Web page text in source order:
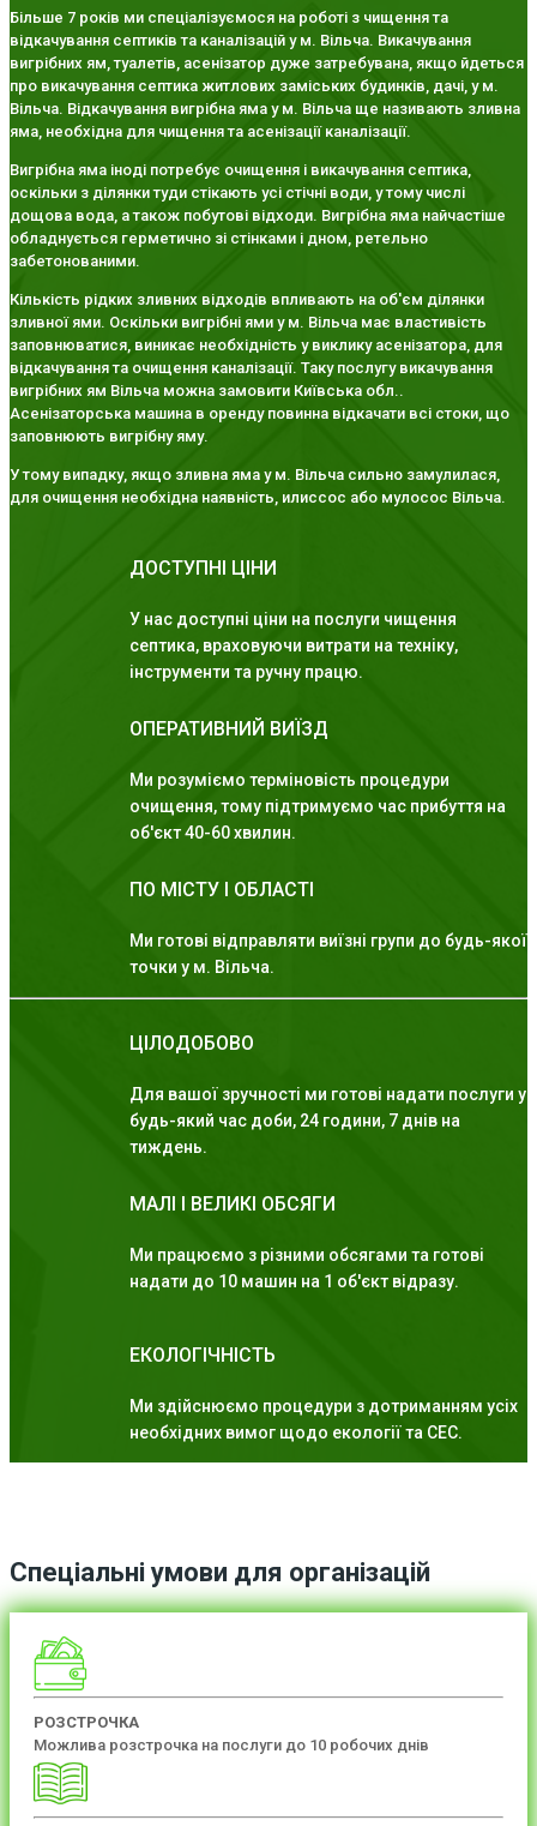
Більше 7 років ми спеціалізуємося на роботі з чищення та
відкачування септиків та каналізацій у м. Вільча. Викачування
вигрібних ям, туалетів, асенізатор дуже затребувана, якщо йдеться
про викачування септика житлових заміських будинків, дачі, у м.
Вільча. Відкачування вигрібна яма у м. Вільча ще називають зливна
яма, необхідна для чищення та асенізації каналізації.
Вигрібна яма іноді потребує очищення і викачування септика,
оскільки з ділянки туди стікають усі стічні води, у тому числі
дощова вода, а також побутові відходи. Вигрібна яма найчастіше
обладнується герметично зі стінками і дном, ретельно
забетонованими.
Кількість рідких зливних відходів впливають на об'єм ділянки
зливної ями. Оскільки вигрібні ями у м. Вільча має властивість
заповнюватися, виникає необхідність у виклику асенізатора, для
відкачування та очищення каналізації. Таку послугу викачування
вигрібних ям Вільча можна замовити Київська обл..
Асенізаторська машина в оренду повинна відкачати всі стоки, що
заповнюють вигрібну яму.
У тому випадку, якщо зливна яма у м. Вільча сильно замулилася,
для очищення необхідна наявність, илиссос або мулосос Вільча.
ДОСТУПНІ ЦІНИ
У нас доступні ціни на послуги чищення
септика, враховуючи витрати на техніку,
інструменти та ручну працю.
ОПЕРАТИВНИЙ ВИЇЗД
Ми розуміємо терміновість процедури
очищення, тому підтримуємо час прибуття на
об'єкт 40-60 хвилин.
ПО МІСТУ І ОБЛАСТІ
Ми готові відправляти виїзні групи до будь-якої
точки у м. Вільча.
ЦІЛОДОБОВО
Для вашої зручності ми готові надати послуги у
будь-який час доби, 24 години, 7 днів на
тиждень.
МАЛІ І ВЕЛИКІ ОБСЯГИ
Ми працюємо з різними обсягами та готові
надати до 10 машин на 1 об'єкт відразу.
ЕКОЛОГІЧНІСТЬ
Ми здійснюємо процедури з дотриманням усіх
необхідних вимог щодо екології та СЕС.
Спеціальні умови для організацій
РОЗСТРОЧКА
Можлива розстрочка на послуги до 10 робочих днів